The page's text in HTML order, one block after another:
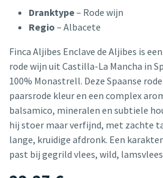
Dranktype– Rode wijn
Regio – Albacete
Finca Aljibes Enclave de Aljibes is
rode wijn uit Castilla-La Mancha in
100% Monastrell. Deze Spaanse
paarsrode kleur en een complex
balsamico, mineralen en subtiele
hij stoer maar verfijnd, met zachte
lange, kruidige afdronk. Een
past bij gegrild vlees, wild,